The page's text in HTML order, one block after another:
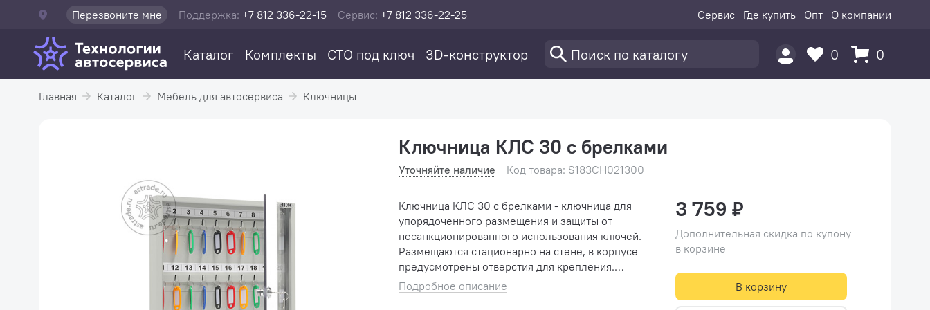
Перезвоните мне Поддержка: +7 812 336-22-15 Сервис: +7 812 336-22-25 Сервис Где купить Опт О компании
Каталог Комплекты СТО под ключ 3D-конструктор 0 0
Главная Каталог Мебель для автосервиса Ключницы
Ключница КЛС 30 с брелками
Уточняйте наличие Код товара: S183CH021300
Ключница КЛС 30 с брелками - ключница для
упорядоченного размещения и защиты от
несанкционированного использования ключей.
Размещаются стационарно на стене, в корпусе
предусмотрены отверстия для крепления.
Изготовлены из стали 0,9 мм. Оснащены
металлическими крючками дл�...
Подробное описание
3 759 ₽
Дополнительная скидка по купону
в корзине
В корзину